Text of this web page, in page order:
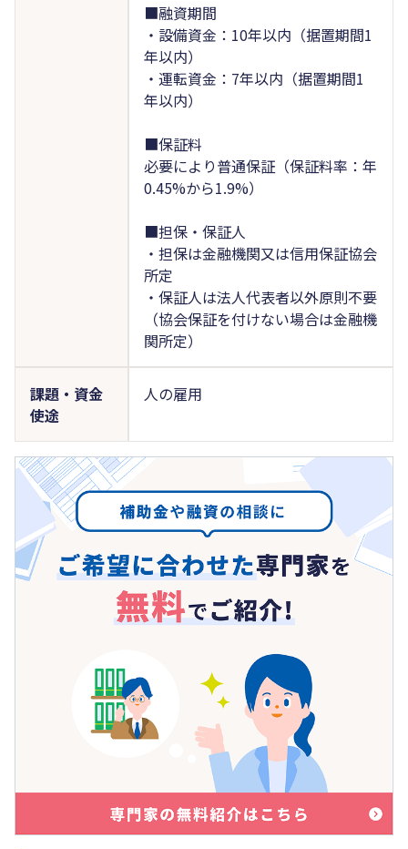
■融資期間
・設備資金：10年以内（据置期間1
年以内）
・運転資金：7年以内（据置期間1
年以内）
■保証料
必要により普通保証（保証料率：年
0.45%から1.9%）
■担保・保証人
・担保は金融機関又は信用保証協会
所定
・保証人は法人代表者以外原則不要
（協会保証を付けない場合は金融機
関所定）
課題・資金
使途
人の雇用